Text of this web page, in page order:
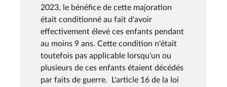
2023, le bénéfice de cette majoration
était conditionné au fait d'avoir
effectivement élevé ces enfants pendant
au moins 9 ans. Cette condition n'était
toutefois pas applicable lorsqu'un ou
plusieurs de ces enfants étaient décédés
par faits de guerre. L'article 16 de la loi